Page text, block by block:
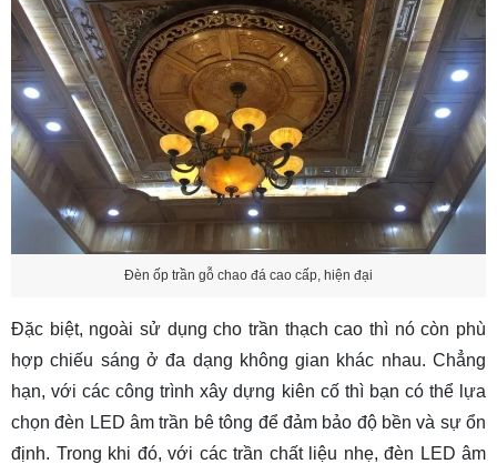
Đèn ốp trần gỗ chao đá cao cấp, hiện đại
Đặc biệt, ngoài sử dụng cho trần thạch cao thì nó còn phù
hợp chiếu sáng ở đa dạng không gian khác nhau. Chẳng
hạn, với các công trình xây dựng kiên cố thì bạn có thể lựa
chọnđèn LED âm trần bê tông để đảm bảo độ bền và sự ổn
định. Trong khi đó, với các trần chất liệu nhẹ, đèn LED âm